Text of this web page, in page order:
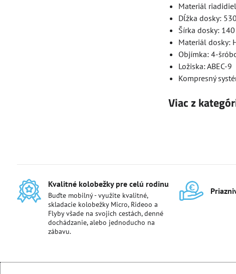
Materiál
Dĺžka dosky:
Šírka dosky:
Materiál dosky:
Objímka: 4-
Ložiska: ABEC-9
Kompresný
Viac z
Kvalitné kolobežky pre celú rodinu
Buďte mobilný - využite kvalitné,
skladacie kolobežky Micro, Rideoo a
Flyby všade na svojich cestách, denné
dochádzanie, alebo jednoducho na
zábavu.